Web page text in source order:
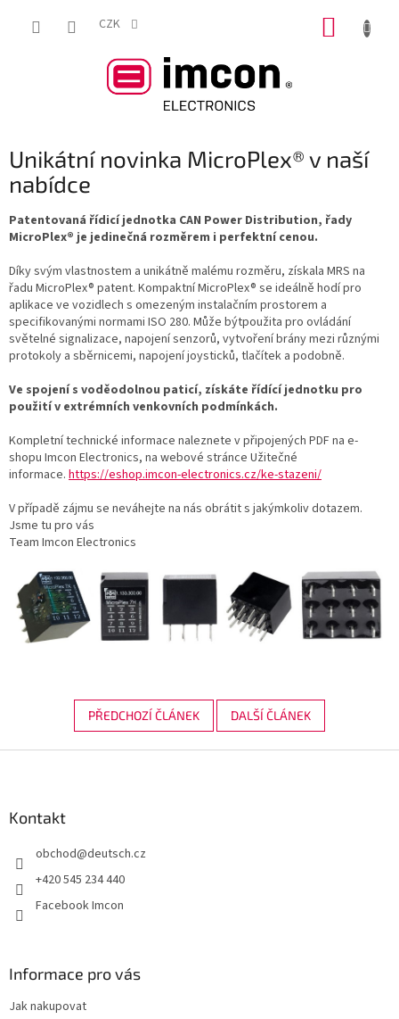
CZK
Unikátní novinka MicroPlex® v naší
nabídce
Patentovaná řídicí jednotka CAN Power Distribution, řady
MicroPlex® je jedinečná rozměrem i perfektní cenou.
Díky svým vlastnostem a unikátně malému rozměru, získala MRS na
řadu MicroPlex® patent. Kompaktní MicroPlex® se ideálně hodí pro
aplikace ve vozidlech s omezeným instalačním prostorem a
specifikovanými normami ISO 280. Může býtpoužita pro ovládání
světelné signalizace, napojení senzorů, vytvoření brány mezi různými
protokoly a sběrnicemi, napojení joysticků, tlačítek a podobně.
Ve spojení s voděodolnou paticí, získáte řídící jednotku pro
použití v extrémních venkovních podmínkách.
Kompletní technické informace naleznete v připojených PDF na e-
shopu Imcon Electronics, na webové stránce Užitečné
informace. https://eshop.imcon-electronics.cz/ke-stazeni/
V případě zájmu se neváhejte na nás obrátit s jakýmkoliv dotazem.
Jsme tu pro vás
Team Imcon Electronics
PŘEDCHOZÍ ČLÁNEK DALŠÍ ČLÁNEK
Kontakt
obchod@deutsch.cz
+420 545 234 440
Facebook Imcon
Informace pro vás
Jak nakupovat